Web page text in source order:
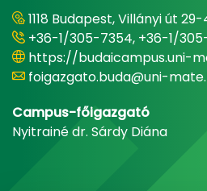
1118 Budapest, Villányi út 29-
+36-1/305-7354, +36-1/
https://budaicampus.uni-
foigazgato.buda@uni-
Campus-főigazgató
Nyitrainé dr. Sárdy Diána